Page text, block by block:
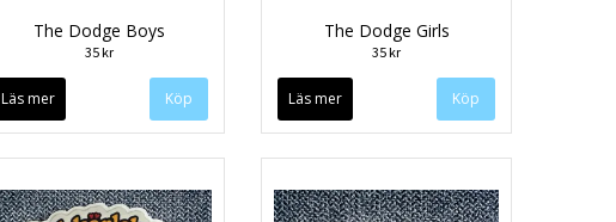
The Dodge Boys
35 kr
Läs mer
The Dodge Girls
35 kr
Läs mer